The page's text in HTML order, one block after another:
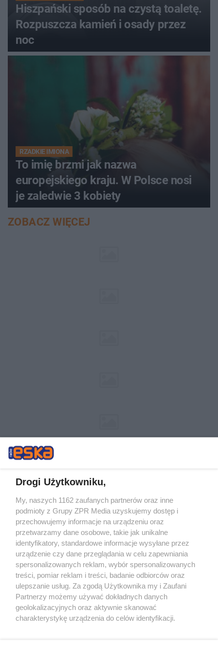
Hiszpański sposób na czystą toaletę.
Rozpuszcza kamień i osady przez
noc
RZADKIE IMIONA
To imię brzmi jak nazwa
europejskiego kraju. W Polsce nosi
je zaledwie 3 kobiety
ZOBACZ WIĘCEJ
Żaden utwór zamieszczony w serwisie nie może być powielany i
rozpowszechniany lub dalej rozpowszechniany w jakikolwiek sposób (w
tym także elektroniczny lub mechaniczny) na jakimkolwiek polu
eksploatacji w jakiejkolwiek formie, włącznie z umieszczaniem w
Internecie bez pisemnej zgody właściciela praw. Jakiekolwiek użycie lub
wykorzystanie utworów w całości lub w części z naruszeniem prawa,
tzn. bez właściwej zgody, jest zabronione pod groźbą kary i może być
ścigane prawnie.
Drogi Użytkowniku,
My, naszych 1162 zaufanych partnerów oraz inne
podmioty z Grupy ZPR Media uzyskujemy dostęp i
przechowujemy informacje na urządzeniu oraz
przetwarzamy dane osobowe, takie jak unikalne
identyfikatory, standardowe informacje wysyłane przez
urządzenie czy dane przeglądania w celu zapewniania
spersonalizowanych reklam, wybór spersonalizowanych
treści, pomiar reklam i treści, badanie odbiorców oraz
ulepszanie usług. Za zgodą Użytkownika my i Zaufani
Partnerzy możemy używać dokładnych danych
geolokalizacyjnych oraz aktywnie skanować
charakterystykę urządzenia do celów identyfikacji.